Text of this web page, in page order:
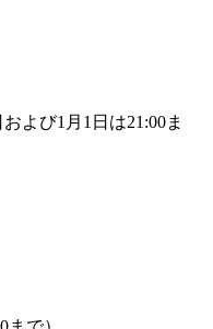
よび1月1日は21:00ま